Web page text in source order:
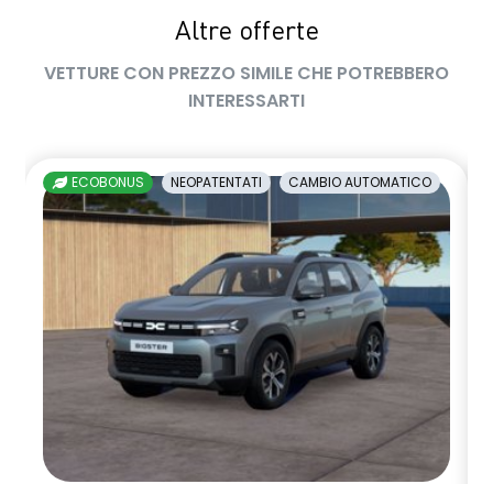
sedile passeggero regolabile in altezza
sedili posteriori ripiegabili 1/3 - 2/3
shark antenna
sistema di controllo della pressione pneumatici indiretto
sistema di frenata d'emergenza attiva
sistema multimediale openR link 10.4" con Google integrato
volante in pelle
Altre offerte
VETTURE CON PREZZO SIMILE CHE POTREBBERO
INTERESSARTI
ECOBONUS NEOPATENTATI CAMBIO AUTOMATICO